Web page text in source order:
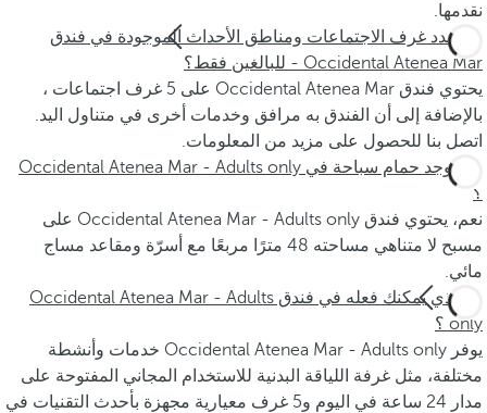
نقدمها.
كم عدد غرف الاجتماعات ومناطق الأحداث الموجودة في فندق
Occidental Atenea Mar - للبالغين فقط؟
يحتوي فندق Occidental Atenea Mar على 5 غرف اجتماعات ،
بالإضافة إلى أن الفندق به مرافق وخدمات أخرى في متناول اليد.
اتصل بنا للحصول على مزيد من المعلومات.
هل يوجد حمام سباحة في Occidental Atenea Mar - Adults only
؟
نعم، يحتوي فندق Occidental Atenea Mar - Adults only على
مسبح لا متناهي مساحته 48 مترًا مربعًا مع أسرّة ومقاعد مساج
مائي.
ما الذي يمكنك فعله في فندق Occidental Atenea Mar - Adults
only ؟
يوفر Occidental Atenea Mar - Adults only خدمات وأنشطة
مختلفة، مثل غرفة اللياقة البدنية للاستخدام المجاني المفتوحة على
مدار 24 ساعة في اليوم و5 غرف معيارية مجهزة بأحدث التقنيات في